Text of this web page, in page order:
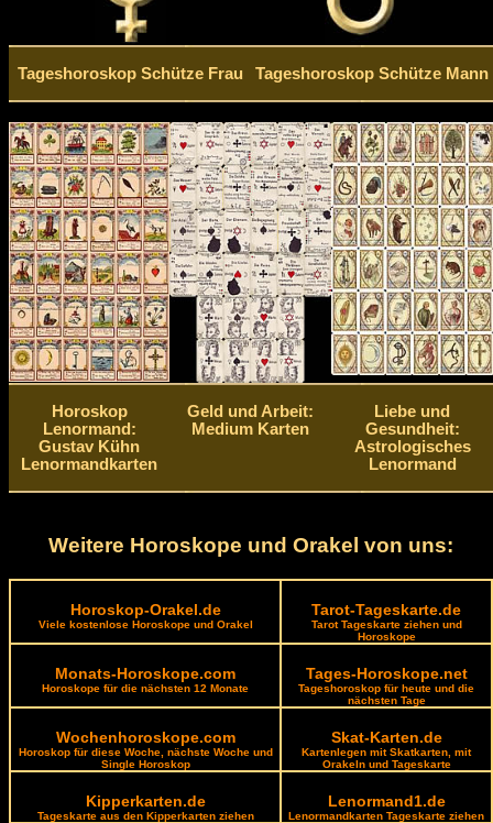
Tageshoroskop Schütze Frau Tageshoroskop Schütze Mann
Horoskop
Lenormand:
Gustav Kühn
Lenormandkarten
Geld und Arbeit:
Medium Karten
Liebe und
Gesundheit:
Astrologisches
Lenormand
Weitere Horoskope und Orakel von uns:
Horoskop-Orakel.de
Viele kostenlose Horoskope und Orakel
Tarot-Tageskarte.de
Tarot Tageskarte ziehen und
Horoskope
Monats-Horoskope.com
Horoskope für die nächsten 12 Monate
Tages-Horoskope.net
Tageshoroskop für heute und die
nächsten Tage
Wochenhoroskope.com
Horoskop für diese Woche, nächste Woche und
Single Horoskop
Skat-Karten.de
Kartenlegen mit Skatkarten, mit
Orakeln und Tageskarte
Kipperkarten.de
Tageskarte aus den Kipperkarten ziehen
Lenormand1.de
Lenormandkarten Tageskarte ziehen